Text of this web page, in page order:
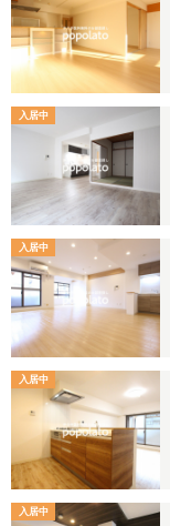
入居中
入居中
入居中
入居中